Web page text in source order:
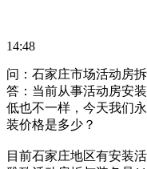
14:48
问：石家庄市场活动房
答：当前从事活动房安
低也不一样，今天我们
装价格是多少？
目前石家庄地区有安装